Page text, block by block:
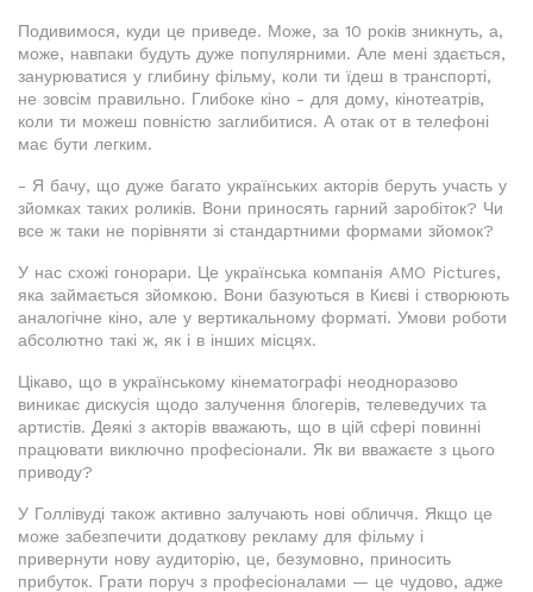
Подивимося, куди це приведе. Може, за 10 років зникнуть, а,
може, навпаки будуть дуже популярними. Але мені здається,
занурюватися у глибину фільму, коли ти їдеш в транспорті,
не зовсім правильно. Глибоке кіно - для дому, кінотеатрів,
коли ти можеш повністю заглибитися. А отак от в телефоні
має бути легким.
- Я бачу, що дуже багато українських акторів беруть участь у
зйомках таких роликів. Вони приносять гарний заробіток? Чи
все ж таки не порівняти зі стандартними формами зйомок?
У нас схожі гонорари. Це українська компанія AMO Pictures,
яка займається зйомкою. Вони базуються в Києві і створюють
аналогічне кіно, але у вертикальному форматі. Умови роботи
абсолютно такі ж, як і в інших місцях.
Цікаво, що в українському кінематографі неодноразово
виникає дискусія щодо залучення блогерів, телеведучих та
артистів. Деякі з акторів вважають, що в цій сфері повинні
працювати виключно професіонали. Як ви вважаєте з цього
приводу?
У Голлівуді також активно залучають нові обличчя. Якщо це
може забезпечити додаткову рекламу для фільму і
привернути нову аудиторію, це, безумовно, приносить
прибуток. Грати поруч з професіоналами — це чудово, адже